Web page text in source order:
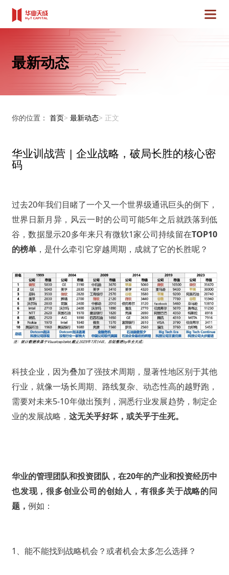
最新动态
你的位置： 首页> 最新动态> 正文
华业训战营 | 企业战略，破局长胜的核心密
码
过去20年我们目睹了一个又一个世界级通讯巨头的倒下，
世界日新月异，风云一时的公司可能5年之后就跌落到低
谷，数据显示20多年来只有微软1家公司持续留在TOP10
的榜单，是什么牵引它穿越周期，成就了它的长胜呢？
科技企业，因为叠加了强技术周期，显著性地区别于其他
行业，就像一场长周期、路线复杂、动态性高的越野跑，
需要对未来5-10年做出预判，洞悉行业发展趋势，制定企
业的发展战略， 这无关乎好坏，或关乎于生死。
华业的管理团队和投资团队，在20年的产业和投资经历中
也发现，很多创业公司的创始人，有很多关于战略的问
题， 例如：
1、能不能找到战略机会？或者机会太多怎么选择？